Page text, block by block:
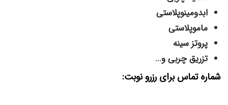
ابدومینوپلاستی
ماموپلاستی
پروتز سینه
تزریق چربی و...
شماره تماس برای رزرو نوبت: